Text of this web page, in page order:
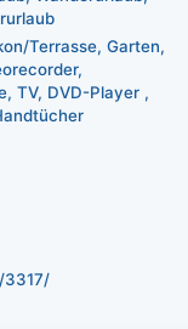
Terrasse Garten
TV DVD-Player
3317/